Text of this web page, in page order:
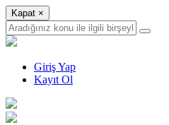
Kapat ×
Giriş Yap
Kayıt Ol